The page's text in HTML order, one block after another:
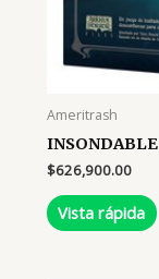
Ameritrash
INSONDABLE
$626,900.00
Vista rápida